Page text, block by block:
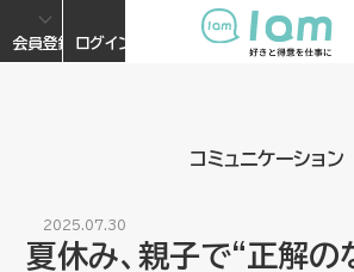
会員登録 ログイン
コミュニケーション
2025.07.30
夏休み、親子で“正解の